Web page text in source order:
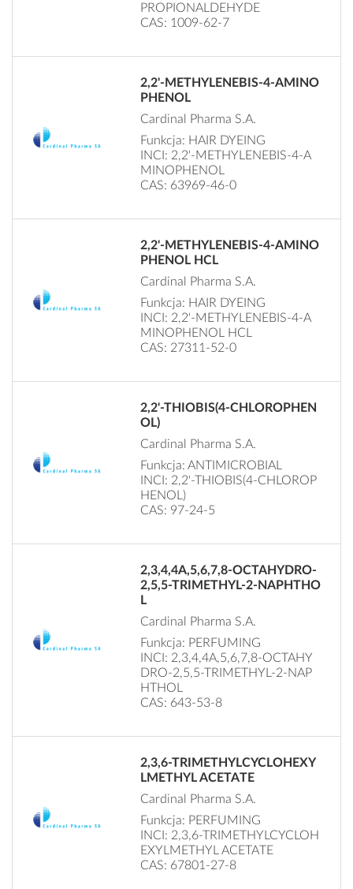
PROPIONALDEHYDE
CAS: 1009-62-7
2,2'-METHYLENEBIS-4-AMINO
PHENOL
Cardinal Pharma S.A.
Funkcja: HAIR DYEING
INCI: 2,2'-METHYLENEBIS-4-A
MINOPHENOL
CAS: 63969-46-0
2,2'-METHYLENEBIS-4-AMINO
PHENOL HCL
Cardinal Pharma S.A.
Funkcja: HAIR DYEING
INCI: 2,2'-METHYLENEBIS-4-A
MINOPHENOL HCL
CAS: 27311-52-0
2,2'-THIOBIS(4-CHLOROPHEN
OL)
Cardinal Pharma S.A.
Funkcja: ANTIMICROBIAL
INCI: 2,2'-THIOBIS(4-CHLOROP
HENOL)
CAS: 97-24-5
2,3,4,4A,5,6,7,8-OCTAHYDRO-
2,5,5-TRIMETHYL-2-NAPHTHO
L
Cardinal Pharma S.A.
Funkcja: PERFUMING
INCI: 2,3,4,4A,5,6,7,8-OCTAHY
DRO-2,5,5-TRIMETHYL-2-NAP
HTHOL
CAS: 643-53-8
2,3,6-TRIMETHYLCYCLOHEXY
LMETHYL ACETATE
Cardinal Pharma S.A.
Funkcja: PERFUMING
INCI: 2,3,6-TRIMETHYLCYCLOH
EXYLMETHYL ACETATE
CAS: 67801-27-8